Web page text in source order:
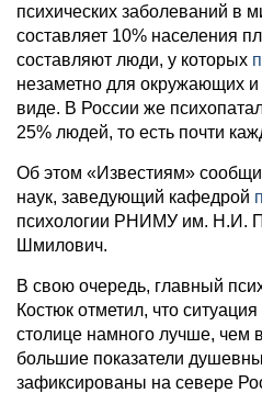
психических заболеваний в
составляет 10% населения
составляют люди, у которых
незаметно для окружающих и
виде. В России же
25% людей, то есть почти
Об этом «Известиям»
наук, заведующий кафедрой
психологии РНИМУ им. Н.И.
Шмилович.
В свою очередь, главный
Костюк отметил, что
столице намного лучше, чем
большие показатели
зафиксированы на севере